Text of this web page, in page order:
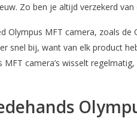
Zo ben je altijd verzekerd
Olympus MFT camera, zoals
snel bij, want van elk product
camera’s wisselt